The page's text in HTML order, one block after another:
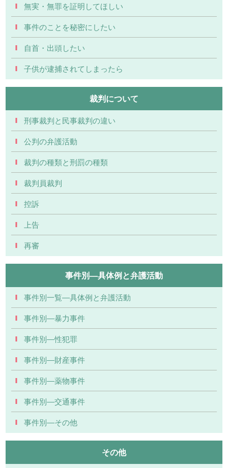
無実・無罪を証明してほしい
事件のことを秘密にしたい
自首・出頭したい
子供が逮捕されてしまったら
裁判について
刑事裁判と民事裁判の違い
公判の弁護活動
裁判の種類と刑罰の種類
裁判員裁判
控訴
上告
再審
事件別―具体例と弁護活動
事件別一覧―具体例と弁護活動
事件別―暴力事件
事件別―性犯罪
事件別―財産事件
事件別―薬物事件
事件別―交通事件
事件別―その他
その他